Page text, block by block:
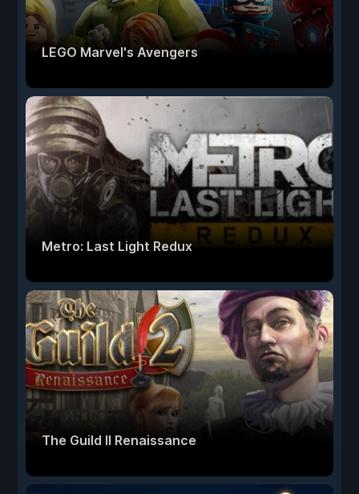
LEGO Marvel's Avengers
Metro: Last Light Redux
The Guild II Renaissance